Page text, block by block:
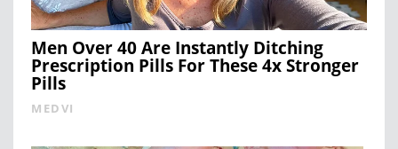
Men Over 40 Are Instantly Ditching
Prescription Pills For These 4x Stronger
Pills
MEDVI